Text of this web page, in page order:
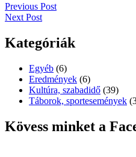
Bejegyzés
navigáció
Previous Post
Next Post
Kategóriák
Egyéb (6)
Eredmények (6)
Kultúra, szabadidő (39)
Táborok, sportesemények
Kövess minket a